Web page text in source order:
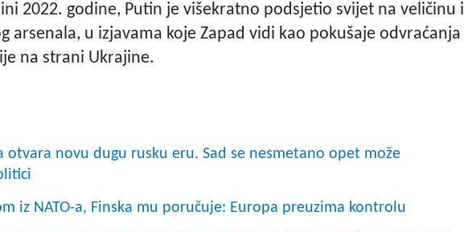
2022. godine, Putin je višekratno podsjetio svijet na veličinu i
arsenala, u izjavama koje Zapad vidi kao pokušaje odvraćanja
na strani Ukrajine.
otvara novu dugu rusku eru. Sad se nesmetano opet može
iz NATO-a, Finska mu poručuje: Europa preuzima kontrolu